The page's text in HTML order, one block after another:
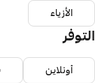
الأزياء
التوفر
أونلاين